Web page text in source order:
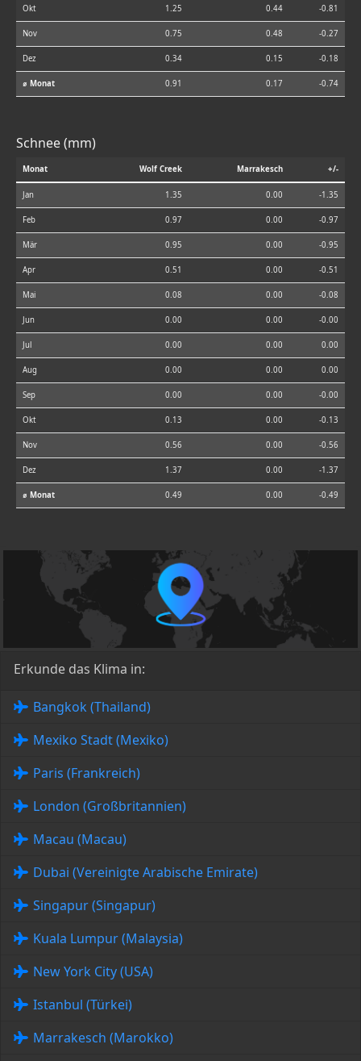
Okt 1.25 0.44 -0.81
Nov 0.75 0.48 -0.27
Dez 0.34 0.15 -0.18
⌀ Monat 0.91 0.17 -0.74
Schnee (mm)
Monat Wolf Creek Marrakesch +/-
Jan 1.35 0.00 -1.35
Feb 0.97 0.00 -0.97
Mär 0.95 0.00 -0.95
Apr 0.51 0.00 -0.51
Mai 0.08 0.00 -0.08
Jun 0.00 0.00 -0.00
Jul 0.00 0.00 0.00
Aug 0.00 0.00 0.00
Sep 0.00 0.00 -0.00
Okt 0.13 0.00 -0.13
Nov 0.56 0.00 -0.56
Dez 1.37 0.00 -1.37
⌀ Monat 0.49 0.00 -0.49
Erkunde das Klima in:
Bangkok (Thailand)
Mexiko Stadt (Mexiko)
Paris (Frankreich)
London (Großbritannien)
Macau (Macau)
Dubai (Vereinigte Arabische Emirate)
Singapur (Singapur)
Kuala Lumpur (Malaysia)
New York City (USA)
Istanbul (Türkei)
Marrakesch (Marokko)